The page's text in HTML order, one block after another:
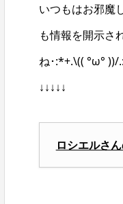
いつもはお邪魔
も情報を開示さ
ね･:*+.\(( °ω° ))/
↓↓↓↓↓
ロシエルさ